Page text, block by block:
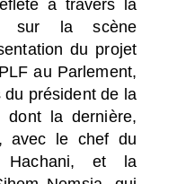
à travers la
sur la scène
du projet
au Parlement,
président de la
dont la dernière,
avec le chef du
Hachani, et la